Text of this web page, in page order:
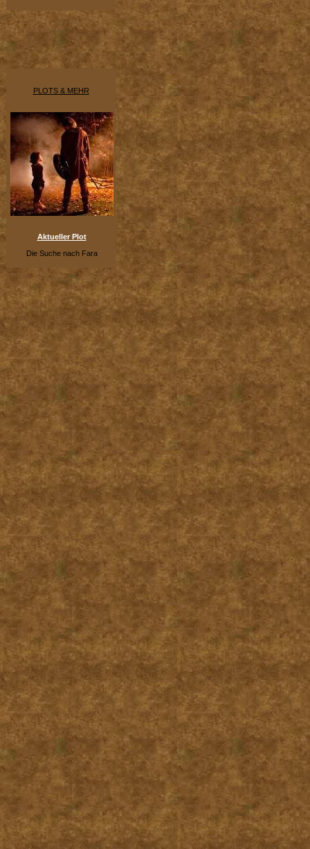
PLOTS & MEHR
Aktueller Plot
Die Suche nach Fara